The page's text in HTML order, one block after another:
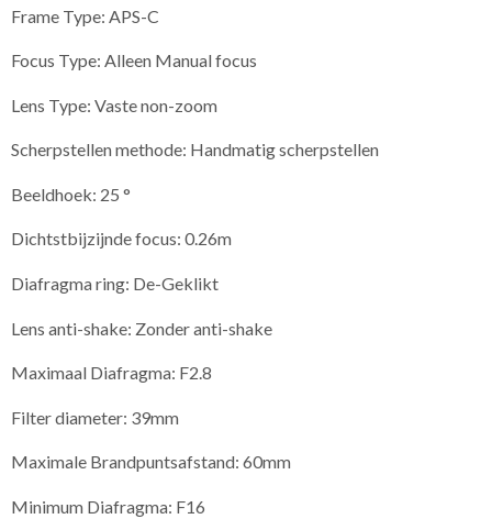
Frame Type: APS-C
Focus Type: Alleen Manual focus
Lens Type: Vaste non-zoom
Scherpstellen methode: Handmatig scherpstellen
Beeldhoek: 25 °
Dichtstbijzijnde focus: 0.26m
Diafragma ring: De-Geklikt
Lens anti-shake: Zonder anti-shake
Maximaal Diafragma: F2.8
Filter diameter: 39mm
Maximale Brandpuntsafstand: 60mm
Minimum Diafragma: F16